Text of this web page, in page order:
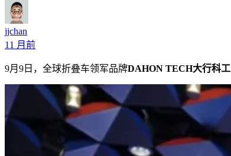
jjchan
11 月前
9月9日，全球折叠车领军品牌DAHON TECH大行科工